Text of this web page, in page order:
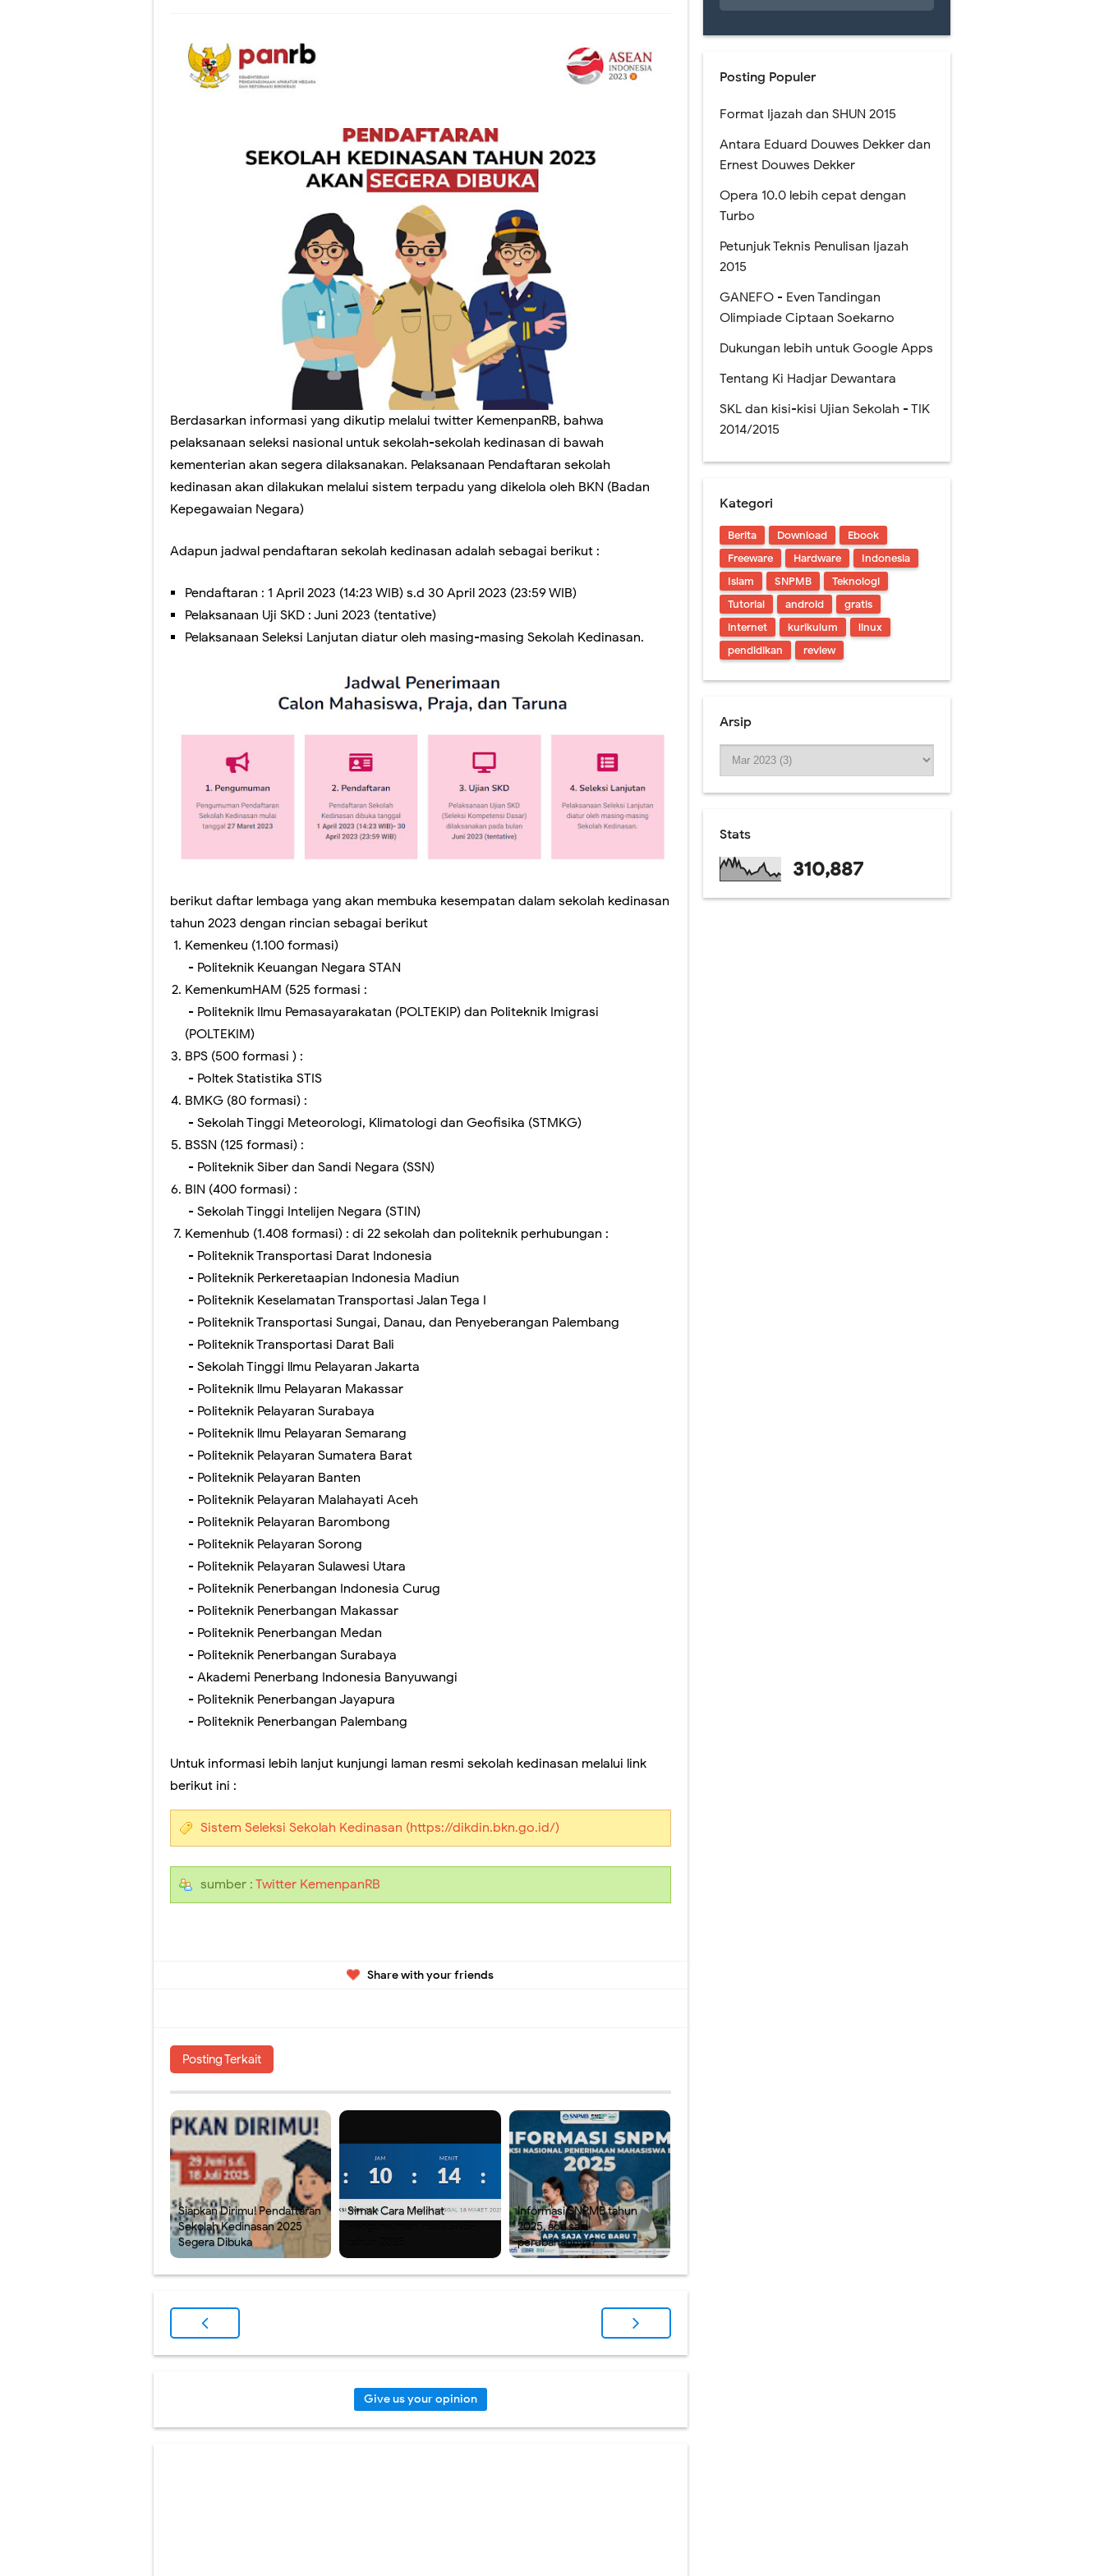
Yuk! Simak Cara Melihat Pengumuman Hasil SNBP 2023
Ada yang Berbeda dengan PDSS Tahun 2021
Video Penjelasan dan Simulasi AKM Dengan Model MSAT
Sosialisasi Asesmen Nasional SMA Negeri Kabupaten Jember
Peresmian Kebijakan Bantuan Kuota Internet Kemdikbud Tahun 2020
Fitur Baru Google Meet dan Classroom (Coming soon)
Pelatihan Pelaksanaan USBN SMA Tahun 2019
Workshop Membangun LMS Sekolah MKKS SMA Negeri Kab. Jember Th. 2017
Perubahan Bentuk Rapor Untuk SKS, Perlu Dikoreksi Lagi.
Panduan Penilaian SMA edisi November 2016. Layout Rapor Berubah Lagi, Iya Lagi
Pilkada Rasa Pilpres. Sedikit Pendapat Saya Mengenai Pilgub DKI
Pelatihan Penggunaan Soal-soal berbasis LMS di SMAN 1 Jember
Ragu dengan Qur'an Digital? Cobalah Aplikasi Qur'an Kemenag
Hari Ini Pendaftaran Sekolah Kedinasan 2025 Mulai Dibuka, Cek Alur dan Persiapannya di Sini!
Berdasarkan informasi yang dikutip melalui twitter KemenpanRB, bahwa
pelaksanaan seleksi nasional untuk sekolah-sekolah kedinasan di bawah
kementerian akan segera dilaksanakan. Pelaksanaan Pendaftaran sekolah
kedinasan akan dilakukan melalui sistem terpadu yang dikelola oleh BKN (Badan
Kepegawaian Negara)
Adapun jadwal pendaftaran sekolah kedinasan adalah sebagai berikut :
Pendaftaran : 1 April 2023 (14:23 WIB) s.d 30 April 2023 (23:59 WIB)
Pelaksanaan Uji SKD : Juni 2023 (tentative)
Pelaksanaan Seleksi Lanjutan diatur oleh masing-masing Sekolah Kedinasan.
berikut daftar lembaga yang akan membuka kesempatan dalam sekolah kedinasan
tahun 2023 dengan rincian sebagai berikut
Kemenkeu (1.100 formasi)
- Politeknik Keuangan Negara STAN
KemenkumHAM (525 formasi :
- Politeknik Ilmu Pemasayarakatan (POLTEKIP) dan Politeknik Imigrasi
(POLTEKIM)
BPS (500 formasi ) :
- Poltek Statistika STIS
BMKG (80 formasi) :
- Sekolah Tinggi Meteorologi, Klimatologi dan Geofisika (STMKG)
BSSN (125 formasi) :
- Politeknik Siber dan Sandi Negara (SSN)
BIN (400 formasi) :
- Sekolah Tinggi Intelijen Negara (STIN)
Kemenhub (1.408 formasi) : di 22 sekolah dan politeknik perhubungan :
- Politeknik Transportasi Darat Indonesia
- Politeknik Perkeretaapian Indonesia Madiun
- Politeknik Keselamatan Transportasi Jalan Tega I
- Politeknik Transportasi Sungai, Danau, dan Penyeberangan Palembang
- Politeknik Transportasi Darat Bali
- Sekolah Tinggi llmu Pelayaran Jakarta
- Politeknik llmu Pelayaran Makassar
- Politeknik Pelayaran Surabaya
- Politeknik llmu Pelayaran Semarang
- Politeknik Pelayaran Sumatera Barat
- Politeknik Pelayaran Banten
- Politeknik Pelayaran Malahayati Aceh
- Politeknik Pelayaran Barombong
- Politeknik Pelayaran Sorong
- Politeknik Pelayaran Sulawesi Utara
- Politeknik Penerbangan Indonesia Curug
- Politeknik Penerbangan Makassar
- Politeknik Penerbangan Medan
- Politeknik Penerbangan Surabaya
- Akademi Penerbang Indonesia Banyuwangi
- Politeknik Penerbangan Jayapura
- Politeknik Penerbangan Palembang
Untuk informasi lebih lanjut kunjungi laman resmi sekolah kedinasan melalui link
berikut ini :
Sistem Seleksi Sekolah Kedinasan (https://dikdin.bkn.go.id/)
sumber : Twitter KemenpanRB
Share with your friends
Posting Terkait
Siapkan Dirimu! Pendaftaran
Sekolah Kedinasan 2025
Segera Dibuka
Simak Cara Melihat
Informasi SNPMB tahun
2025, apa saja
perubahannya?
Give us your opinion
Posting Populer
Format Ijazah dan SHUN 2015
Antara Eduard Douwes Dekker dan
Ernest Douwes Dekker
Opera 10.0 lebih cepat dengan
Turbo
Petunjuk Teknis Penulisan Ijazah
2015
GANEFO - Even Tandingan
Olimpiade Ciptaan Soekarno
Dukungan lebih untuk Google Apps
Tentang Ki Hadjar Dewantara
SKL dan kisi-kisi Ujian Sekolah - TIK
2014/2015
Kategori
Berita Download
Ebook
Freeware
Hardware
Indonesia
Islam
SNPMB
Teknologi
Tutorial
android
gratis
internet
kurikulum
linux
pendidikan
review
Arsip
Stats
310,887